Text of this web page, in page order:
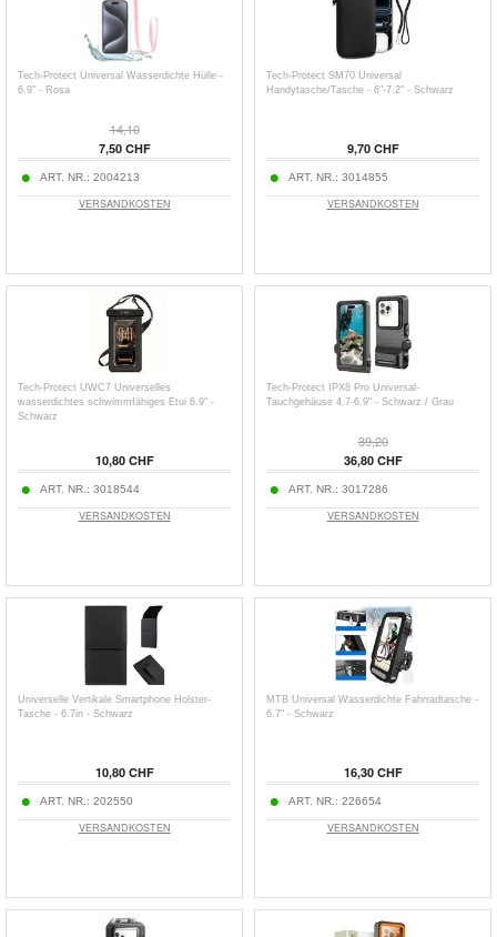
Tech-Protect Universal Wasserdichte Hülle -
6.9" - Rosa
14,10
7,50 CHF
ART. NR.: 2004213
VERSANDKOSTEN
Tech-Protect SM70 Universal
Handytasche/Tasche - 6"-7.2" - Schwarz
9,70 CHF
ART. NR.: 3014855
VERSANDKOSTEN
Tech-Protect UWC7 Universelles
wasserdichtes schwimmfähiges Etui 6.9" -
Schwarz
10,80 CHF
ART. NR.: 3018544
VERSANDKOSTEN
Tech-Protect IPX8 Pro Universal-
Tauchgehäuse 4.7-6.9" - Schwarz / Grau
39,20
36,80 CHF
ART. NR.: 3017286
VERSANDKOSTEN
Universelle Vertikale Smartphone Holster-
Tasche - 6.7in - Schwarz
10,80 CHF
ART. NR.: 202550
VERSANDKOSTEN
MTB Universal Wasserdichte Fahrradtasche -
6.7" - Schwarz
16,30 CHF
ART. NR.: 226654
VERSANDKOSTEN